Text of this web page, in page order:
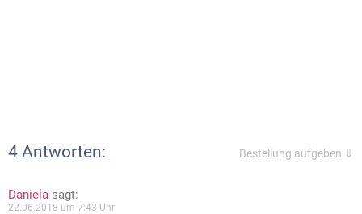
4 Antworten: Bestellung aufgeben ⇓
Daniela sagt:
22.06.2018 um 7:43 Uhr